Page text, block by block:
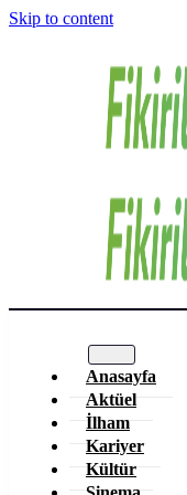
Skip to content
Anasayfa
Aktüel
İlham
Kariyer
Kültür